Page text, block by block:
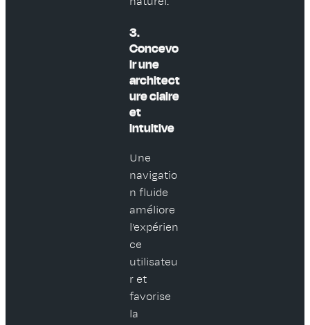
3.
Concevo
ir une
architect
ure claire
et
intuitive
Une
navigatio
n fluide
améliore
l’expérien
ce
utilisateu
r et
favorise
la